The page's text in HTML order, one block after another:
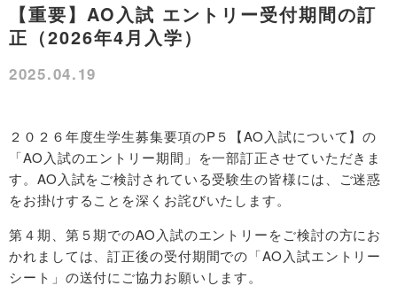
【重要】AO入試 エントリー受付期間の訂
正（2026年4月入学）
2025.04.19
２０２６年度生学生募集要項のP５【AO入試について】の
「AO入試のエントリー期間」を一部訂正させていただきま
す。AO入試をご検討されている受験生の皆様には、ご迷惑
をお掛けすることを深くお詫びいたします。
第４期、第５期でのAO入試のエントリーをご検討の方にお
かれましては、訂正後の受付期間での「AO入試エントリー
シート」の送付にご協力お願いします。